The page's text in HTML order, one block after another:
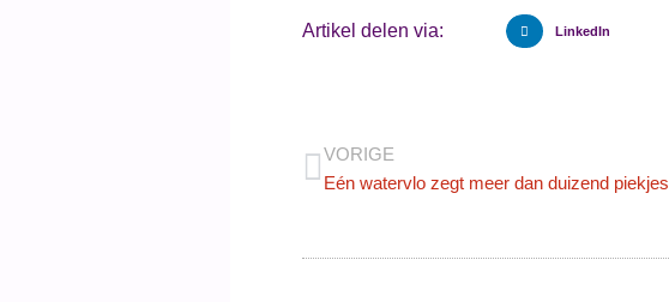
Artikel delen via: LinkedIn
VORIGE
Eén watervlo zegt meer dan duizend piekjes